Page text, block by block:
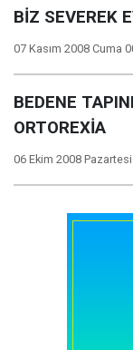
BİZ SEVEREK
07 Kasım 2008 Cuma
BEDENE
ORTOREXİA
06 Ekim 2008